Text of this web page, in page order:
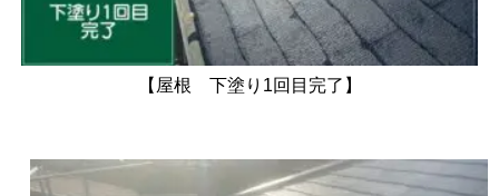
【屋根 下塗り1回目完了】